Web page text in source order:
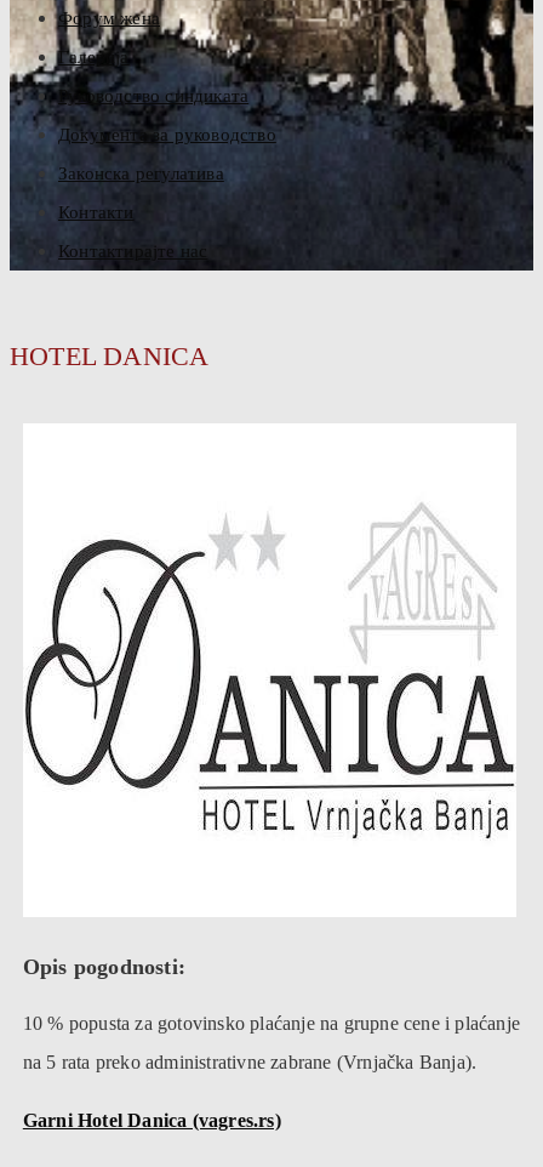
Форум жена
Галерија
Руководство синдиката
Документа за руководство
Законска регулатива
Контакти
Контактирајте нас
HOTEL DANICA
Opis pogodnosti:
10 % popusta za gotovinsko plaćanje na grupne cene i plaćanje
na 5 rata preko administrativne zabrane (Vrnjačka Banja).
Garni Hotel Danica (vagres.rs)